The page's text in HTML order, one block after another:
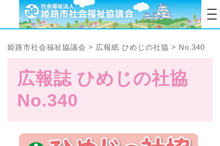
姫路市社会福祉協議会 > 広報紙 ひめじの社協 > No.340
広報誌 ひめじの社協
No.340